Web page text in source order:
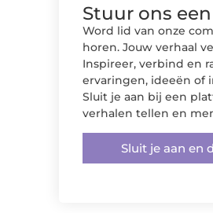
Stuur ons
Word lid van onze
horen. Jouw verhaal
Inspireer, verbind en
ervaringen, ideeën of
Sluit je aan bij een
verhalen tellen en
Sluit je aan en